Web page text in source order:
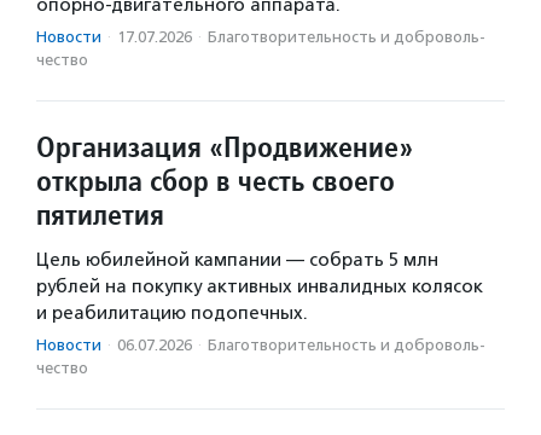
опорно-двигательного аппарата.
Новости · 17.07.2026 · Благотвори­тель­ность и доброволь­
чест­во
Организация «Продвижение»
открыла сбор в честь своего
пятилетия
Цель юбилейной кампании — собрать 5 млн
рублей на покупку активных инвалидных колясок
и реабилитацию подопечных.
Новости · 06.07.2026 · Благотвори­тель­ность и доброволь­
чест­во